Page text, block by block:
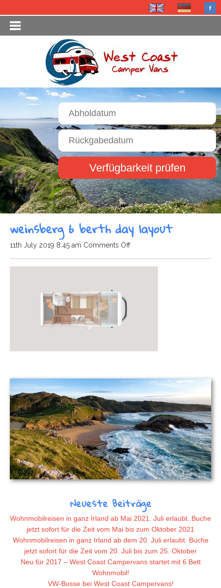
Verfügbarkeit prüfen
weinsberg 6 berth day layout
11th July 2019 8:45 am Comments Offon
weinsberg
Neueste Beiträge
Wohnmobilreisen in ganz Irland ab Mai 2021. Juli erlaubt. Buche
jetzt sofort für die Zeit vom Mai bis zum Oktober 2021
Wohnmobilreisen in ganz Irland ab dem 20. Juli erlaubt. Buche
jetzt sofort für die Zeit vom 20. Juli bis zum 25. Oktober
Neu für 2017 – West Coast Campervans startet mit 6 Bett
Wohnmobil!
VW-Busse bei West Coast Campervans!